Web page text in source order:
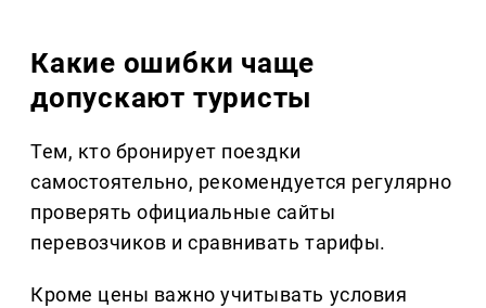
Какие ошибки чаще
допускают туристы
Тем, кто бронирует поездки
самостоятельно, рекомендуется регулярно
проверять официальные сайты
перевозчиков и сравнивать тарифы.
Кроме цены важно учитывать условия